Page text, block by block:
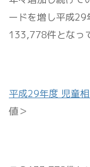
ードを増し平成29
133,778件となっ
平成29年度 児童
値＞